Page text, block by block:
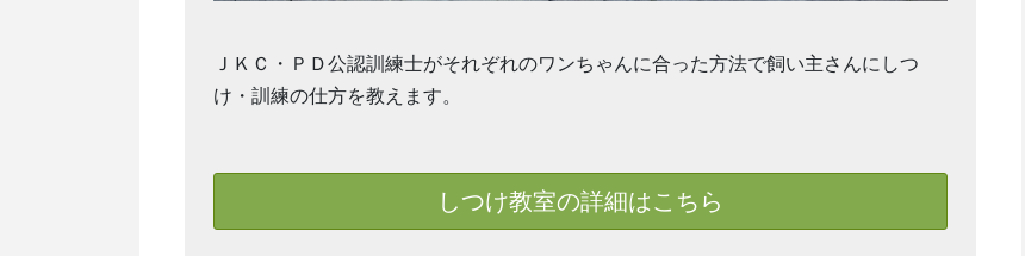
ＪＫＣ・ＰＤ公認訓練士がそれぞれのワンちゃんに合った方法で飼い主さんにしつ
け・訓練の仕方を教えます。
しつけ教室の詳細はこちら